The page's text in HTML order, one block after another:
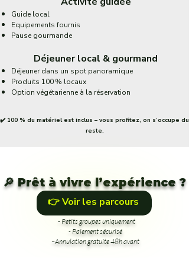
Guide local
Equipements fournis
Pause gourmande
Déjeuner local & gourmand
Déjeuner dans un spot panoramique
Produits 100 % locaux
Option végétarienne à la réservation
✔️ 100 % du matériel est inclus – vous profitez, on s’occupe du
reste.
🔎 Prêt à vivre l’expérience ?
👉 Voir les parcours
- Petits groupes uniquement
- Paiement sécurisé
–Annulation gratuite 48h avant